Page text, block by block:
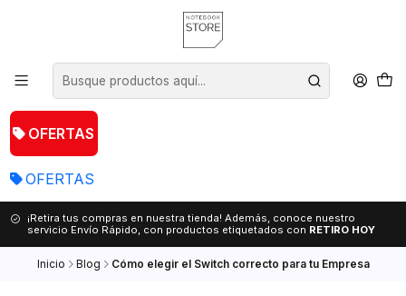
OFERTAS
OFERTAS
¡Retira tus compras en nuestra tienda! Además, conoce nuestro
servicio Envío Rápido, con productos etiquetados con RETIRO HOY
Inicio Blog Cómo elegir el Switch correcto para tu Empresa